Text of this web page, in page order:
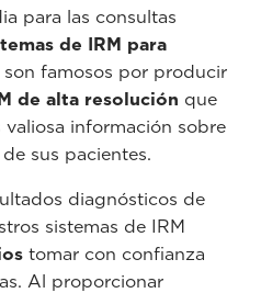
para las consultas
de IRM para
son famosos por producir
de alta resolución que
información sobre
sus pacientes.
diagnósticos de
sistemas de IRM
tomar con confianza
Al proporcionar